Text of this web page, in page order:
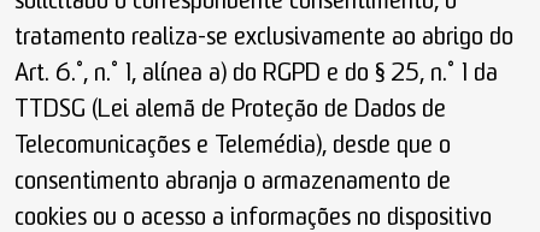
tratamento realiza-se exclusivamente ao abrigo do
Art. 6.º, n.º 1, alínea a) do RGPD e do § 25, n.º 1 da
TTDSG (Lei alemã de Proteção de Dados de
Telecomunicações e Telemédia), desde que o
consentimento abranja o armazenamento de
cookies ou o acesso a informações no dispositivo